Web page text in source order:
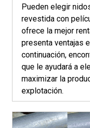
Pueden elegir
revestida con
ofrece la mejor
presenta ventajas
continuación,
que le ayudará a
maximizar la
explotación.